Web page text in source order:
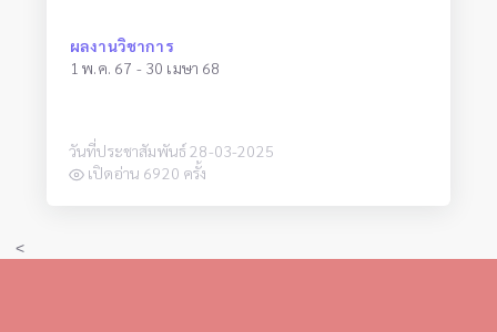
ผลงานวิชาการ
1 พ.ค. 67 - 30 เมษา 68
วันที่ประชาสัมพันธ์ 28-03-2025
เปิดอ่าน 6920 ครั้ง
<